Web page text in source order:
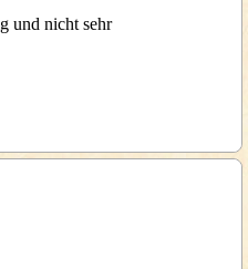
und nicht sehr